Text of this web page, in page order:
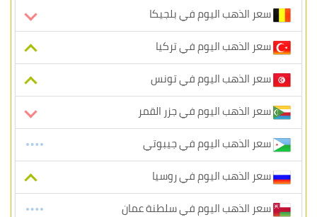
سعر الذهب اليوم في بلجيكا
سعر الذهب اليوم في تركيا
سعر الذهب اليوم في تونس
سعر الذهب اليوم في جزر القمر
سعر الذهب اليوم في جيبوتي
سعر الذهب اليوم في روسيا
سعر الذهب اليوم في سلطنة عمان